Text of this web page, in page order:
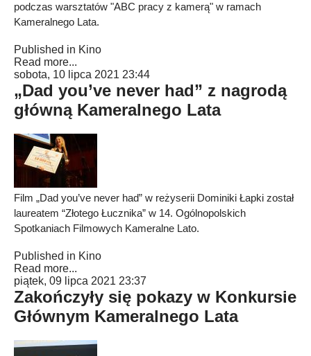
podczas warsztatów "ABC pracy z kamerą" w ramach
Kameralnego Lata.
Published in Kino
Read more...
sobota, 10 lipca 2021 23:44
„Dad you’ve never had” z nagrodą
główną Kameralnego Lata
Film „Dad you’ve never had” w reżyserii Dominiki Łapki został
laureatem “Złotego Łucznika” w 14. Ogólnopolskich
Spotkaniach Filmowych Kameralne Lato.
Published in Kino
Read more...
piątek, 09 lipca 2021 23:37
Zakończyły się pokazy w Konkursie
Głównym Kameralnego Lata